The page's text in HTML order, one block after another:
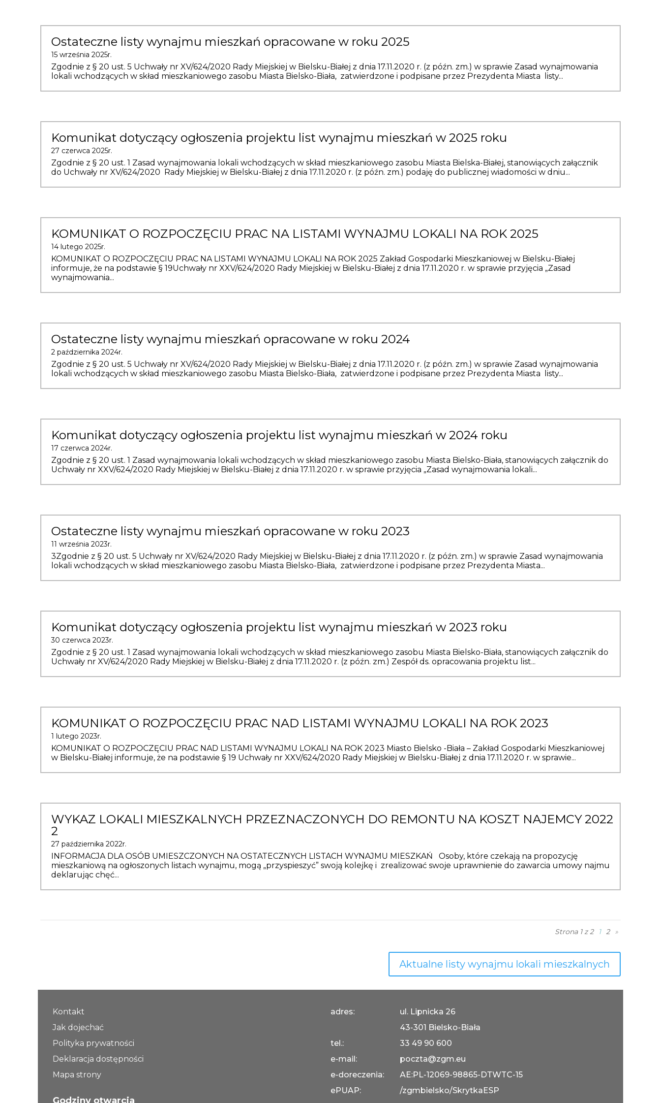
Ostateczne listy wynajmu mieszkań opracowane w roku 2025
15 września 2025r.
Zgodnie z § 20 ust. 5 Uchwały nr XV/624/2020 Rady Miejskiej w Bielsku-Białej z dnia 17.11.2020 r. (z późn. zm.) w sprawie Zasad wynajmowania
lokali wchodzących w skład mieszkaniowego zasobu Miasta Bielsko-Biała, zatwierdzone i podpisane przez Prezydenta Miasta listy...
Komunikat dotyczący ogłoszenia projektu list wynajmu mieszkań w 2025 roku
27 czerwca 2025r.
Zgodnie z § 20 ust. 1 Zasad wynajmowania lokali wchodzących w skład mieszkaniowego zasobu Miasta Bielska-Białej, stanowiących załącznik
do Uchwały nr XV/624/2020 Rady Miejskiej w Bielsku-Białej z dnia 17.11.2020 r. (z późn. zm.) podaję do publicznej wiadomości w dniu...
KOMUNIKAT O ROZPOCZĘCIU PRAC NA LISTAMI WYNAJMU LOKALI NA ROK 2025
14 lutego 2025r.
KOMUNIKAT O ROZPOCZĘCIU PRAC NA LISTAMI WYNAJMU LOKALI NA ROK 2025 Zakład Gospodarki Mieszkaniowej w Bielsku-Białej
informuje, że na podstawie § 19Uchwały nr XXV/624/2020 Rady Miejskiej w Bielsku-Białej z dnia 17.11.2020 r. w sprawie przyjęcia „Zasad
wynajmowania...
Ostateczne listy wynajmu mieszkań opracowane w roku 2024
2 października 2024r.
Zgodnie z § 20 ust. 5 Uchwały nr XV/624/2020 Rady Miejskiej w Bielsku-Białej z dnia 17.11.2020 r. (z późn. zm.) w sprawie Zasad wynajmowania
lokali wchodzących w skład mieszkaniowego zasobu Miasta Bielsko-Biała, zatwierdzone i podpisane przez Prezydenta Miasta listy...
Komunikat dotyczący ogłoszenia projektu list wynajmu mieszkań w 2024 roku
17 czerwca 2024r.
Zgodnie z § 20 ust. 1 Zasad wynajmowania lokali wchodzących w skład mieszkaniowego zasobu Miasta Bielsko-Biała, stanowiących załącznik do
Uchwały nr XXV/624/2020 Rady Miejskiej w Bielsku-Białej z dnia 17.11.2020 r. w sprawie przyjęcia „Zasad wynajmowania lokali...
Ostateczne listy wynajmu mieszkań opracowane w roku 2023
11 września 2023r.
3Zgodnie z § 20 ust. 5 Uchwały nr XV/624/2020 Rady Miejskiej w Bielsku-Białej z dnia 17.11.2020 r. (z późn. zm.) w sprawie Zasad wynajmowania
lokali wchodzących w skład mieszkaniowego zasobu Miasta Bielsko-Biała, zatwierdzone i podpisane przez Prezydenta Miasta...
Komunikat dotyczący ogłoszenia projektu list wynajmu mieszkań w 2023 roku
30 czerwca 2023r.
Zgodnie z § 20 ust. 1 Zasad wynajmowania lokali wchodzących w skład mieszkaniowego zasobu Miasta Bielsko-Biała, stanowiących załącznik do
Uchwały nr XV/624/2020 Rady Miejskiej w Bielsku-Białej z dnia 17.11.2020 r. (z późn. zm.) Zespół ds. opracowania projektu list...
KOMUNIKAT O ROZPOCZĘCIU PRAC NAD LISTAMI WYNAJMU LOKALI NA ROK 2023
1 lutego 2023r.
KOMUNIKAT O ROZPOCZĘCIU PRAC NAD LISTAMI WYNAJMU LOKALI NA ROK 2023 Miasto Bielsko -Biała – Zakład Gospodarki Mieszkaniowej
w Bielsku-Białej informuje, że na podstawie § 19 Uchwały nr XXV/624/2020 Rady Miejskiej w Bielsku-Białej z dnia 17.11.2020 r. w sprawie...
WYKAZ LOKALI MIESZKALNYCH PRZEZNACZONYCH DO REMONTU NA KOSZT NAJEMCY 2022
2
27 października 2022r.
INFORMACJA DLA OSÓB UMIESZCZONYCH NA OSTATECZNYCH LISTACH WYNAJMU MIESZKAŃ Osoby, które czekają na propozycję
mieszkaniową na ogłoszonych listach wynajmu, mogą „przyspieszyć” swoją kolejkę i zrealizować swoje uprawnienie do zawarcia umowy najmu
deklarując chęć...
Strona 1 z 2 1 2 »
Aktualne listy wynajmu lokali mieszkalnych
Kontakt
Jak dojechać
Polityka prywatności
Deklaracja dostępności
Mapa strony
Godziny otwarcia
adres:
ul. Lipnicka 26
43-301 Bielsko-Biała
tel.:
33 49 90 600
e-mail:
poczta@zgm.eu
e-doreczenia:
AE:PL-12069-98865-DTWTC-15
ePUAP:
/zgmbielsko/SkrytkaESP